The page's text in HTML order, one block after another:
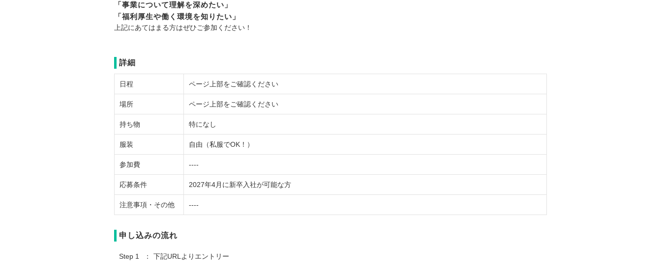
「事業について理解を深めたい」
「福利厚生や働く環境を知りたい」
上記にあてはまる方はぜひご参加ください！
詳細
日程 ページ上部をご確認ください
場所 ページ上部をご確認ください
持ち物 特になし
服装 自由（私服でOK！）
参加費 ----
応募条件 2027年4月に新卒入社が可能な方
注意事項・その他 ----
申し込みの流れ
Step 1 下記URLよりエントリー